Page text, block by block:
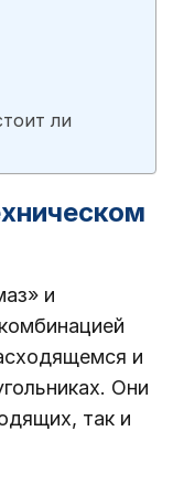
ли
и
и
Они
так и